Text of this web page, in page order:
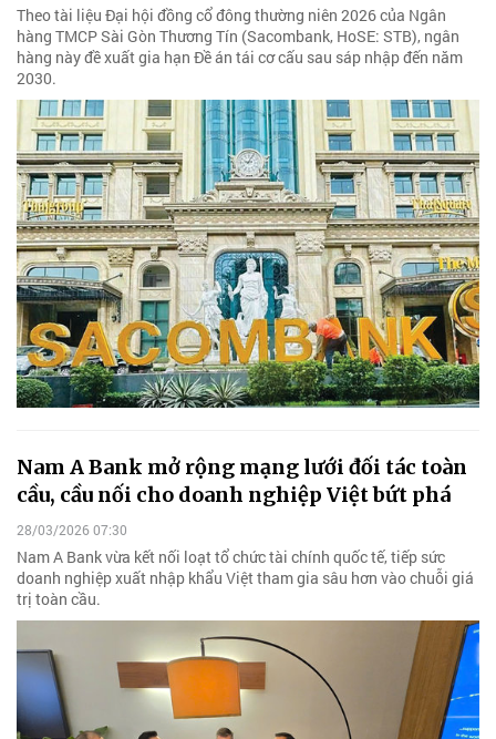
Theo tài liệu Đại hội đồng cổ đông thường niên 2026 của Ngân
hàng TMCP Sài Gòn Thương Tín (Sacombank, HoSE: STB), ngân
hàng này đề xuất gia hạn Đề án tái cơ cấu sau sáp nhập đến năm
2030.
Nam A Bank mở rộng mạng lưới đối tác toàn
cầu, cầu nối cho doanh nghiệp Việt bứt phá
28/03/2026 07:30
Nam A Bank vừa kết nối loạt tổ chức tài chính quốc tế, tiếp sức
doanh nghiệp xuất nhập khẩu Việt tham gia sâu hơn vào chuỗi giá
trị toàn cầu.